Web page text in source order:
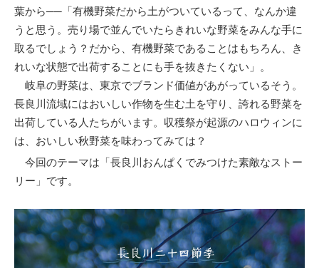
葉から──「有機野菜だから土がついているって、なんか違
うと思う。売り場で並んでいたらきれいな野菜をみんな手に
取るでしょう？だから、有機野菜であることはもちろん、き
れいな状態で出荷することにも手を抜きたくない」。
岐阜の野菜は、東京でブランド価値があがっているそう。
長良川流域にはおいしい作物を生む土を守り、誇れる野菜を
出荷している人たちがいます。収穫祭が起源のハロウィンに
は、おいしい秋野菜を味わってみては？
今回のテーマは「長良川おんぱくでみつけた素敵なストー
リー」です。